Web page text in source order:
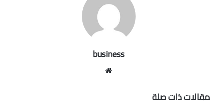
business
مقالات ذات صلة